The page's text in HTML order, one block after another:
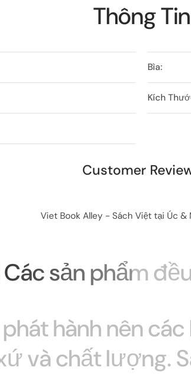
Thông Tin
Bìa:
Kích
Customer
Viet Book Alley - Sách Việt tại Úc &
Cácsảnphẩm
phát hànhnêncác
vàchấtlượng.